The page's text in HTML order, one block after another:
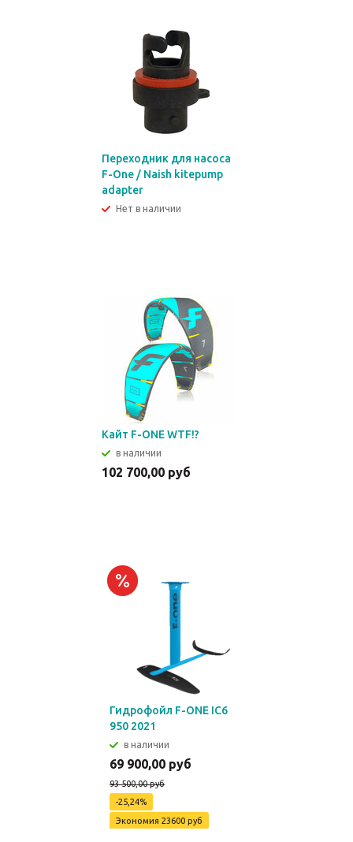
Переходник для насоса
F-One / Naish kitepump
adapter
Нет в наличии
Кайт F-ONE WTF!?
в наличии
102 700,00 руб
Гидрофойл F-ONE IC6
950 2021
в наличии
69 900,00 руб
93 500,00 руб
-25,24%
Экономия 23600 руб